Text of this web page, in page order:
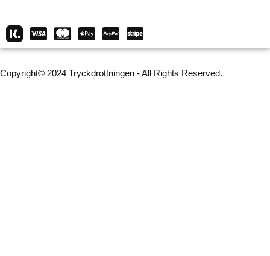
Copyright© 2024 Tryckdrottningen - All Rights Reserved.